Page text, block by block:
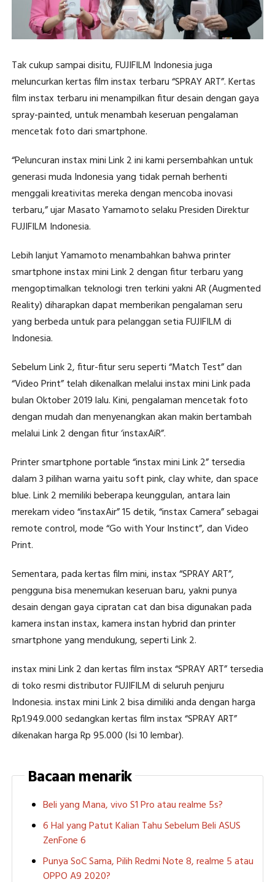
Tak cukup sampai disitu, FUJIFILM Indonesia juga
meluncurkan kertas film instax terbaru “SPRAY ART”. Kertas
film instax terbaru ini menampilkan fitur desain dengan gaya
spray-painted, untuk menambah keseruan pengalaman
mencetak foto dari smartphone.
“Peluncuran instax mini Link 2 ini kami persembahkan untuk
generasi muda Indonesia yang tidak pernah berhenti
menggali kreativitas mereka dengan mencoba inovasi
terbaru,” ujar Masato Yamamoto selaku Presiden Direktur
FUJIFILM Indonesia.
Lebih lanjut Yamamoto menambahkan bahwa printer
smartphone instax mini Link 2 dengan fitur terbaru yang
mengoptimalkan teknologi tren terkini yakni AR (Augmented
Reality) diharapkan dapat memberikan pengalaman seru
yang berbeda untuk para pelanggan setia FUJIFILM di
Indonesia.
Sebelum Link 2, fitur-fitur seru seperti “Match Test” dan
“Video Print” telah dikenalkan melalui instax mini Link pada
bulan Oktober 2019 lalu. Kini, pengalaman mencetak foto
dengan mudah dan menyenangkan akan makin bertambah
melalui Link 2 dengan fitur ‘instaxAiR”.
Printer smartphone portable “instax mini Link 2” tersedia
dalam 3 pilihan warna yaitu soft pink, clay white, dan space
blue. Link 2 memiliki beberapa keunggulan, antara lain
merekam video “instaxAir” 15 detik, “instax Camera” sebagai
remote control, mode “Go with Your Instinct”, dan Video
Print.
Sementara, pada kertas film mini, instax “SPRAY ART”,
pengguna bisa menemukan keseruan baru, yakni punya
desain dengan gaya cipratan cat dan bisa digunakan pada
kamera instan instax, kamera instan hybrid dan printer
smartphone yang mendukung, seperti Link 2.
instax mini Link 2 dan kertas film instax “SPRAY ART” tersedia
di toko resmi distributor FUJIFILM di seluruh penjuru
Indonesia. instax mini Link 2 bisa dimiliki anda dengan harga
Rp1.949.000 sedangkan kertas film instax “SPRAY ART”
dikenakan harga Rp 95.000 (Isi 10 lembar).
Bacaan menarik
Beli yang Mana, vivo S1 Pro atau realme 5s?
6 Hal yang Patut Kalian Tahu Sebelum Beli ASUS
ZenFone 6
Punya SoC Sama, Pilih Redmi Note 8, realme 5 atau
OPPO A9 2020?